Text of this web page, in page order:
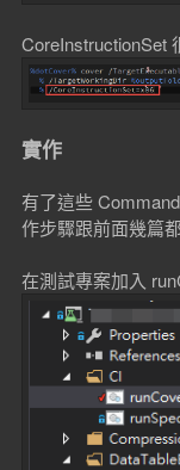
CoreInstructionSet
實作
有了這些
作步驟跟前面幾篇
在測試專案加入